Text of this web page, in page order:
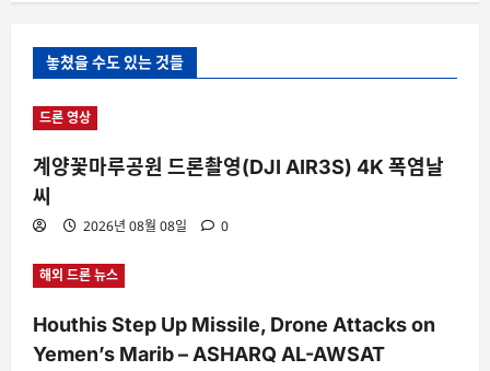
놓쳤을 수도 있는 것들
드론 영상
계양꽃마루공원 드론촬영(DJI AIR3S) 4K 폭염날
씨
2026년 08월 08일 0
해외 드론 뉴스
Houthis Step Up Missile, Drone Attacks on
Yemen’s Marib – ASHARQ AL-AWSAT